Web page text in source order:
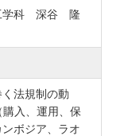
学科 深谷 隆
法規制の動
入、運用、保
ボジア、ラオ